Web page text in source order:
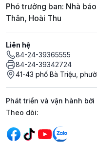
Phó trưởng ban: Nhà
Thân, Hoài Thu
Liên hệ
84-24-39365555
84-24-39342724
41-43 phố Bà Triệu,
Phát triển và vận hành bởi
Mạng xã hội
Theo dõi: